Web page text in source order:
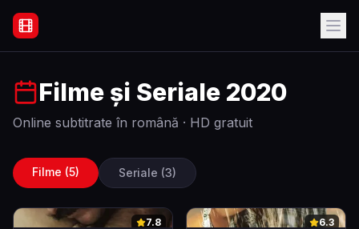
Filme Online Subtitrate - Acasă
Filme și Seriale 2020
Online subtitrate în română · HD gratuit
Filme (5) Seriale (3)
0 7.8 0 6.3